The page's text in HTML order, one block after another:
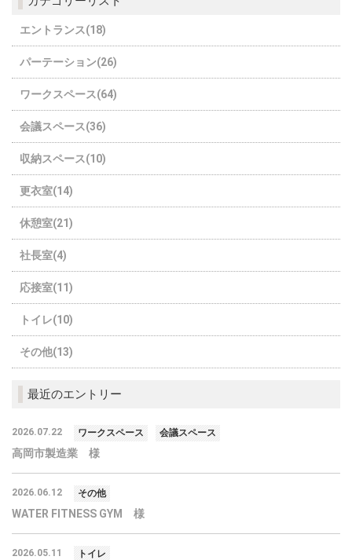
エントランス(18)
パーテーション(26)
ワークスペース(64)
会議スペース(36)
収納スペース(10)
更衣室(14)
休憩室(21)
社長室(4)
応接室(11)
トイレ(10)
その他(13)
最近のエントリー
2026.07.22 ワークスペース 会議スペース
高岡市製造業 様
2026.06.12 その他
WATER FITNESS GYM 様
2026.05.11 トイレ